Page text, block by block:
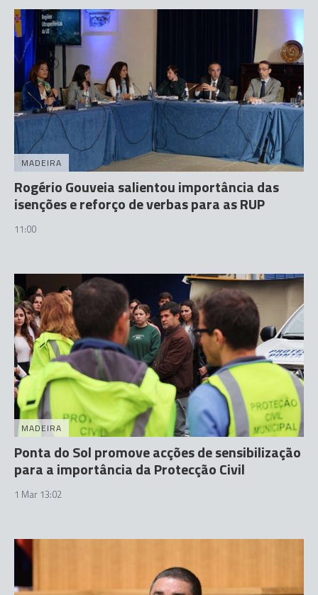
MADEIRA
Rogério Gouveia salientou importância das
isenções e reforço de verbas para as RUP
11:00
MADEIRA
Ponta do Sol promove acções de sensibilização
para a importância da Protecção Civil
1 Mar 13:02